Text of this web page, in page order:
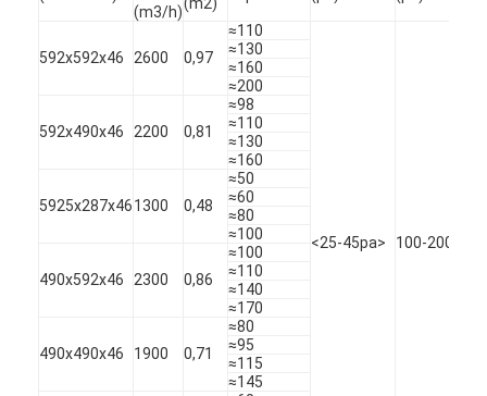
Para casa
(m3/h)
592x592x46 2600 0,97
≈110
<25-45pa> 100-200pa
≈130
≈160
≈200
592x490x46 2200 0,81
≈98
≈110
≈130
≈160
5925x287x461300 0,48
≈50
≈60
≈80
≈100
490x592x46 2300 0,86
≈100
≈110
≈140
≈170
490x490x46 1900 0,71
≈80
≈95
≈115
≈145